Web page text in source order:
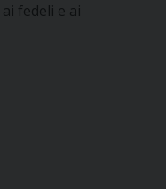
fedeli e ai